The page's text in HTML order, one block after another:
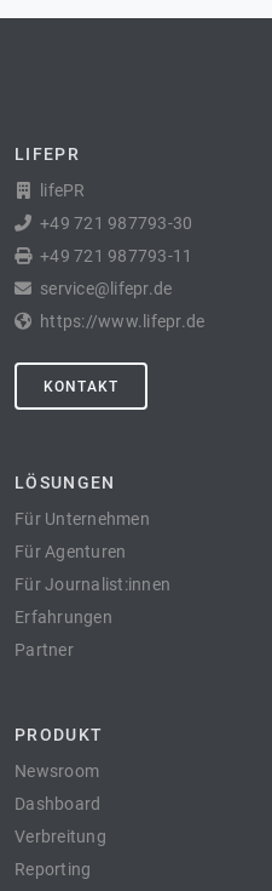
LIFEPR
lifePR
+49 721 987793-30
+49 721 987793-11
service@lifepr.de
https://www.lifepr.de
KONTAKT
LÖSUNGEN
Für Unternehmen
Für Agenturen
Für Journalist:innen
Erfahrungen
Partner
PRODUKT
Newsroom
Dashboard
Verbreitung
Reporting